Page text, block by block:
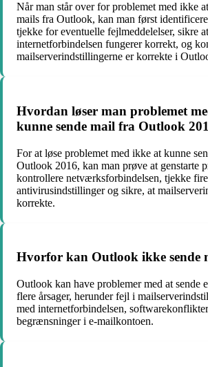
Når man står over for problemet med ikke
mails fra Outlook, kan man først
tjekke for eventuelle fejlmeddelelser, sikre at
internetforbindelsen fungerer korrekt, og
mailserverindstillingerne er korrekte i
Hvordan løser man problemet
kunne sende mail fra Outlook
For at løse problemet med ikke at kunne
Outlook 2016, kan man prøve at genstarte
kontrollere netværksforbindelsen, tjekke
antivirusindstillinger og sikre, at
korrekte.
Hvorfor kan Outlook ikke sende
Outlook kan have problemer med at sende
flere årsager, herunder fejl i
med internetforbindelsen,
begrænsninger i e-mailkontoen.